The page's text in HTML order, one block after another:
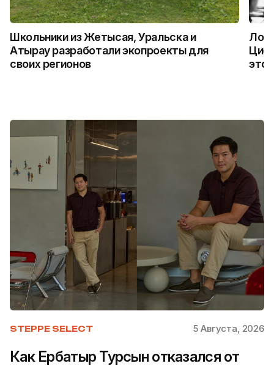
Школьники из Жетысая, Уральска и
Атырау разработали экопроекты для
своих регионов
это
STEPPE SELECT 5 Августа, 2026
Как Ербатыр Турсын отказался от